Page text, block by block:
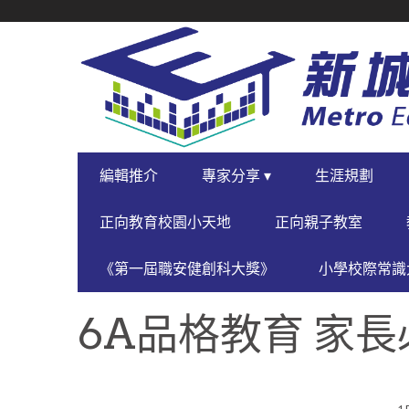
NAVIGATION
PRIMARY
NAVIGATION
編輯推介 專家分享 ▾ 生涯規劃
正向教育校園小天地 正向親子教室
《第一屆職安健創科大獎》 小學校際常
6A品格教育 家